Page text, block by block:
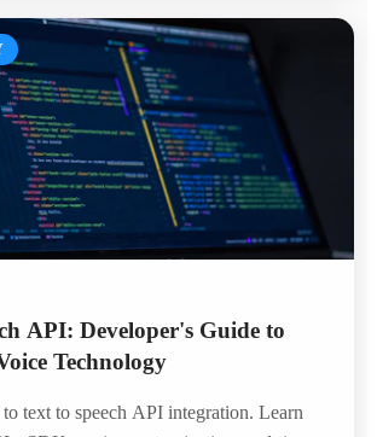
API: Developer's Guide to
Technology
text to speech API integration. Learn